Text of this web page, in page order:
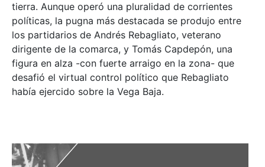
tierra. Aunque operó una pluralidad de corrientes
políticas, la pugna más destacada se produjo entre
los partidarios de Andrés Rebagliato, veterano
dirigente de la comarca, y Tomás Capdepón, una
figura en alza -con fuerte arraigo en la zona- que
desafió el virtual control político que Rebagliato
había ejercido sobre la Vega Baja.